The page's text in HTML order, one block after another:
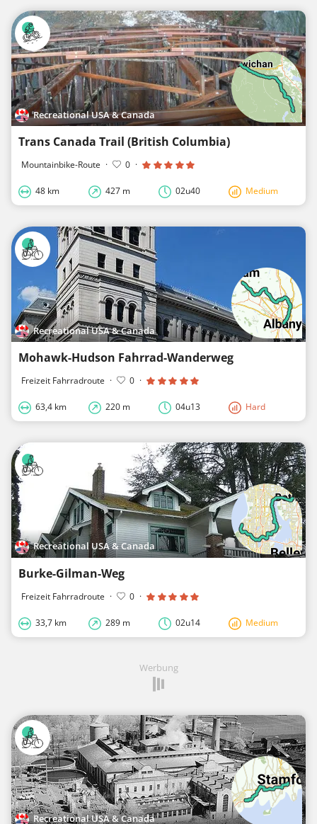
Recreational USA & Canada
Trans Canada Trail (British Columbia)
Mountainbike-Route · 0 ·
48 km 427 m 02u40 Medium
Recreational USA & Canada
Mohawk-Hudson Fahrrad-Wanderweg
Freizeit Fahrradroute · 0 ·
63,4 km 220 m 04u13 Hard
Recreational USA & Canada
Burke-Gilman-Weg
Freizeit Fahrradroute · 0 ·
33,7 km 289 m 02u14 Medium
Werbung
Recreational USA & Canada